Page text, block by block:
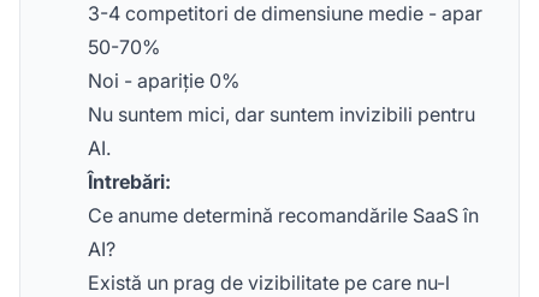
3-4 competitori de dimensiune medie - apar
50-70%
Noi - apariție 0%
Nu suntem mici, dar suntem invizibili pentru
AI.
Întrebări:
Ce anume determină recomandările SaaS în
AI?
Există un prag de vizibilitate pe care nu-l